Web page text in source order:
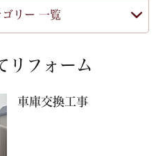
ゴリー 一覧
リフォーム
車庫交換工事